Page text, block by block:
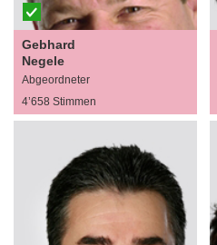
Gebhard
Negele
Abgeordneter
4’658 Stimmen